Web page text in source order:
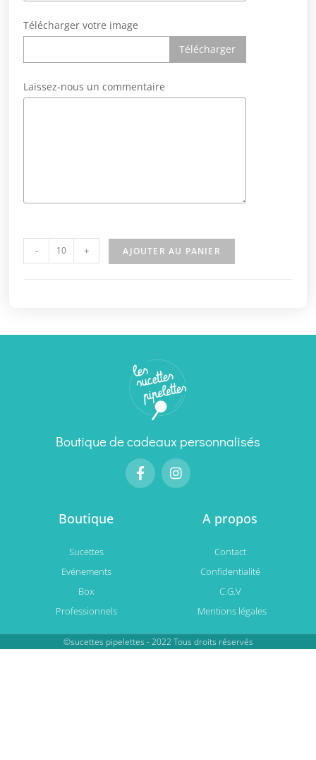
Télécharger votre image
Télécharger
Laissez-nous un commentaire
- + AJOUTER AU PANIER
Boutique de cadeaux personnalisés
Boutique
Sucettes
Evénements
Box
Professionnels
A propos
Contact
Confidentialité
C.G.V
Mentions légales
©sucettes pipelettes - 2022 Tous droits réservés